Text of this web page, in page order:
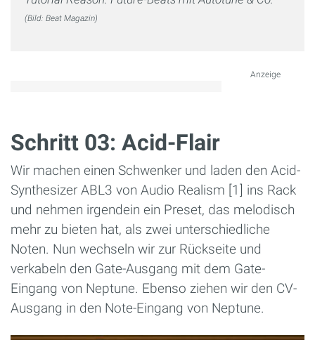
(Bild: Beat Magazin)
Anzeige
Schritt 03: Acid-Flair
Wir machen einen Schwenker und laden den Acid-
Synthesizer ABL3 von Audio Realism [1] ins Rack
und nehmen irgendein ein Preset, das melodisch
mehr zu bieten hat, als zwei unterschiedliche
Noten. Nun wechseln wir zur Rückseite und
verkabeln den Gate-Ausgang mit dem Gate-
Eingang von Neptune. Ebenso ziehen wir den CV-
Ausgang in den Note-Eingang von Neptune.